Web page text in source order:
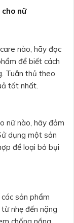
nữ
nào, hãy đọc
để biết cách
Tuân thủ theo
tốt nhất.
nữ nào, hãy đảm
dụng một sản
để loại bỏ bụi
sản phẩm
nhẹ đến nặng
chống nắng